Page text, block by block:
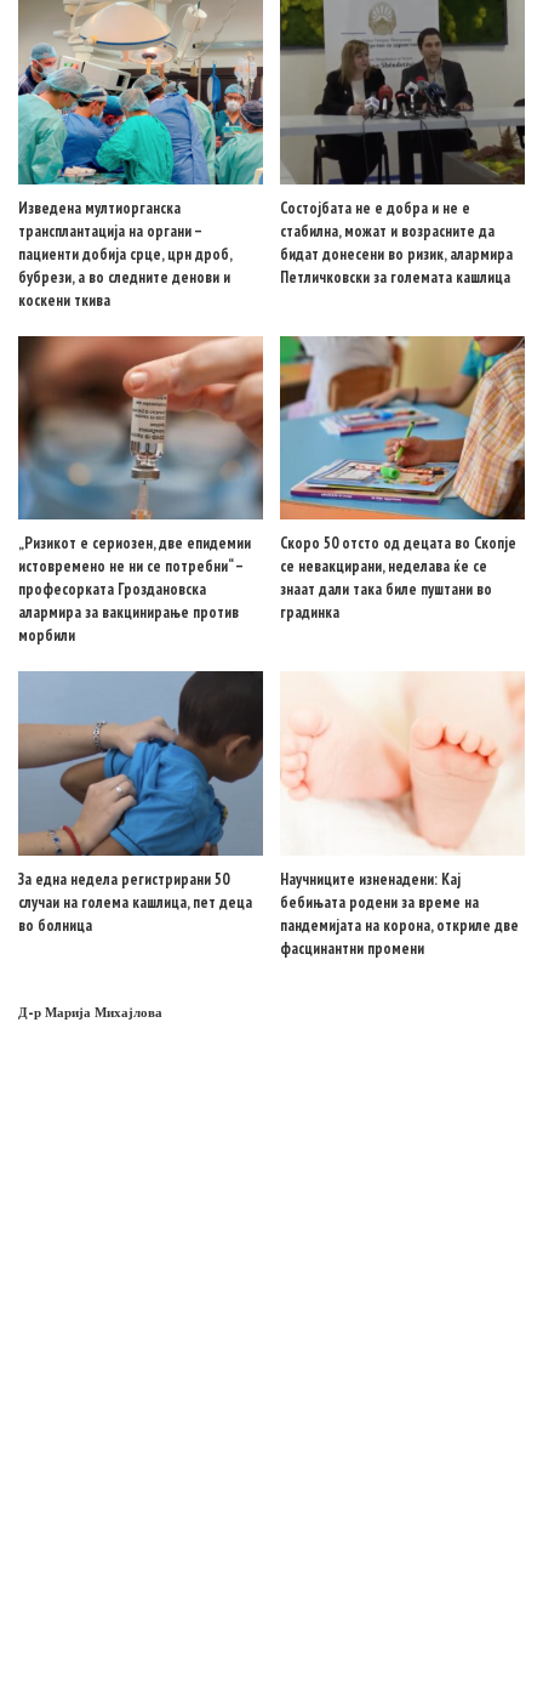
Изведена мултиорганска
трансплантација на органи –
пациенти добија срце, црн дроб,
бубрези, а во следните денови и
коскени ткива
Состојбата не е добра и не е
стабилна, можат и возрасните да
бидат донесени во ризик, алармира
Петличковски за големата кашлица
„Ризикот е сериозен, две епидемии
истовремено не ни се потребни“ –
професорката Гроздановска
алармира за вакцинирање против
морбили
Скоро 50 отсто од децата во Скопје
се невакцирани, неделава ќе се
знаат дали така биле пуштани во
градинка
За една недела регистрирани 50
случаи на голема кашлица, пет деца
во болница
Научниците изненадени: Кај
бебињата родени за време на
пандемијата на корона, откриле две
фасцинантни промени
Д-р Марија Михајлова